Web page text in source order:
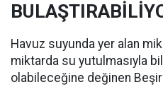
Havuz suyunda yer alan
miktarda su yutulmasıyla
olabileceğine değinen